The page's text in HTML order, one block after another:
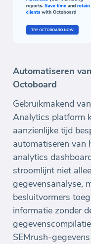
Automatiseren
Octoboard
Gebruikmakend
Analytics platform
aanzienlijke tijd
automatiseren van
analytics
stroomlijnt niet
gegevensanalyse,
besluitvormers
informatie zonder
SEMrush-